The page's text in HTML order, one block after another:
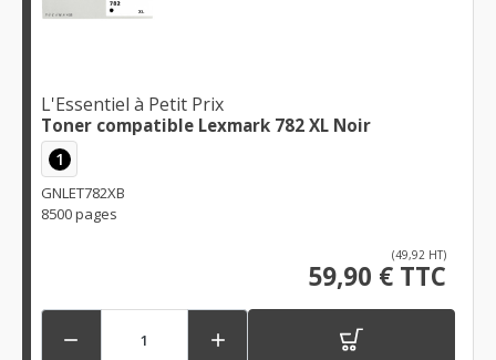
L'Essentiel à Petit Prix
Toner compatible Lexmark 782 XL Noir
1
GNLET782XB
8500 pages
(49,92 HT)
59,90 € TTC
 